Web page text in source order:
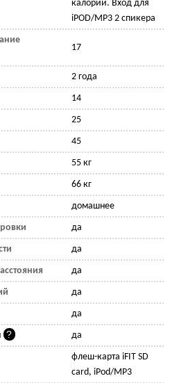
калории. Вход для
iPOD/MP3 2 спикера
17
2 года
14
25
45
55 кг
66 кг
домашнее
да
да
да
да
да
да
флеш-карта iFIT SD
card, iPod/MP3